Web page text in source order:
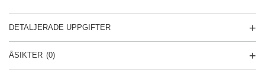
DETALJERADE UPPGIFTER
ÅSIKTER (0)